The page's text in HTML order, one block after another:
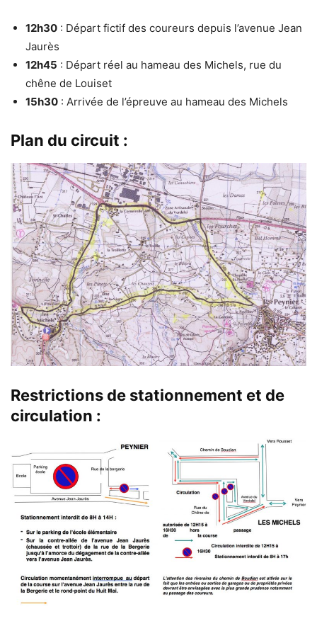
12h30 : Départ fictif des coureurs depuis l’avenue Jean
Jaurès
12h45 : Départ réel au hameau des Michels, rue du
chêne de Louiset
15h30 : Arrivée de l’épreuve au hameau des Michels
Plan du circuit :
Restrictions de stationnement et de
circulation :